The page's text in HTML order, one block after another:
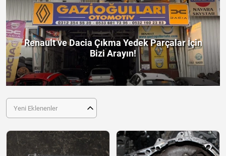
Renault ve Dacia Çıkma Yedek Parçalar İçin
Bizi Arayın!
Yeni Eklenenler